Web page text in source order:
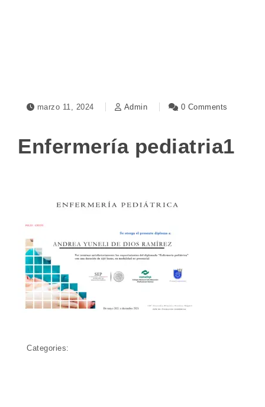
marzo 11, 2024 Admin 0 Comments
Enfermería pediatria1
Categories: